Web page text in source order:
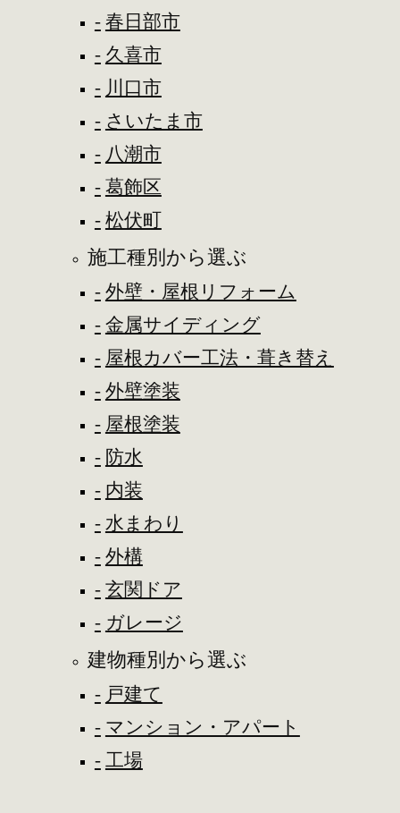
春日部市
久喜市
川口市
さいたま市
八潮市
葛飾区
松伏町
施工種別から選ぶ
外壁・屋根リフォーム
金属サイディング
屋根カバー工法・葺き替え
外壁塗装
屋根塗装
防水
内装
水まわり
外構
玄関ドア
ガレージ
建物種別から選ぶ
戸建て
マンション・アパート
工場